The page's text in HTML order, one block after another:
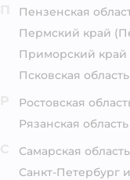
Пензенская
Пермский край
Приморский край
Псковская область
Ростовская
Рязанская область
Самарская область
Санкт-Петербург